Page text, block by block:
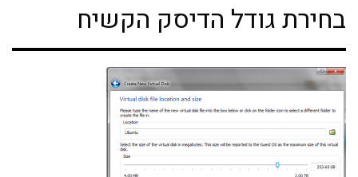
בחירת גודל הדיסק הקשיח